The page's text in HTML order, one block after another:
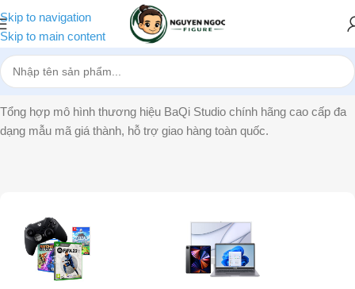
Skip to navigation
Skip to main content
Trang chủ»BaQi Studio
Tổng hợp mô hình thương hiệu BaQi Studio chính hãng cao cấp đa
dạng mẫu mã giá thành, hỗ trợ giao hàng toàn quốc.